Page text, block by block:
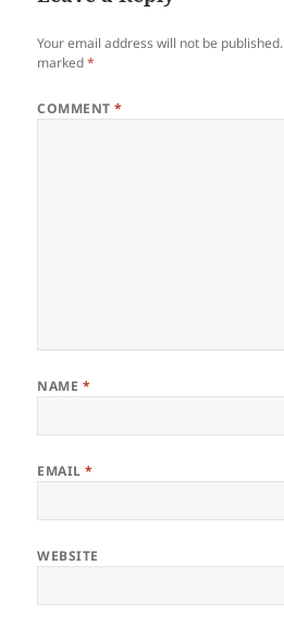
Your email address will not be published.
marked*
COMMENT*
NAME *
EMAIL*
WEBSITE